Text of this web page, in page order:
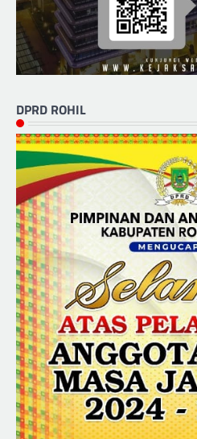
DPRD ROHIL